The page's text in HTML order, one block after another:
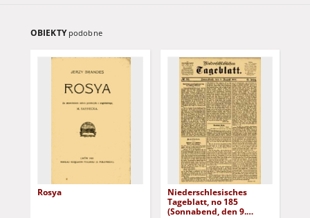
OBIEKTY podobne
Rosya
Niederschlesisches
Tageblatt, no 185
(Sonnabend, den 9.